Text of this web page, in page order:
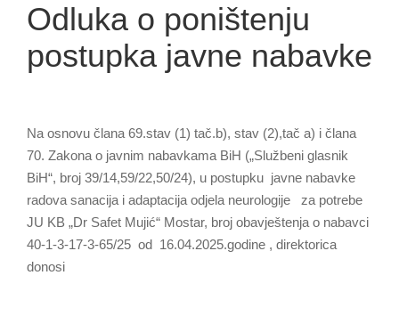
Odluka o poništenju
postupka javne nabavke
Na osnovu člana 69.stav (1) tač.b), stav (2),tač a) i člana
70. Zakona o javnim nabavkama BiH („Službeni glasnik
BiH“, broj 39/14,59/22,50/24), u postupku javne nabavke
radova sanacija i adaptacija odjela neurologije za potrebe
JU KB „Dr Safet Mujić“ Mostar, broj obavještenja o nabavci
40-1-3-17-3-65/25 od 16.04.2025.godine , direktorica
donosi